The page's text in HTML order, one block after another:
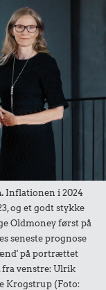
0,68 kr.
Inflationen i 2024
og et godt stykke
Oldmoney først på
seneste prognose
på portrættet
venstre: Ulrik
Krogstrup (Foto: